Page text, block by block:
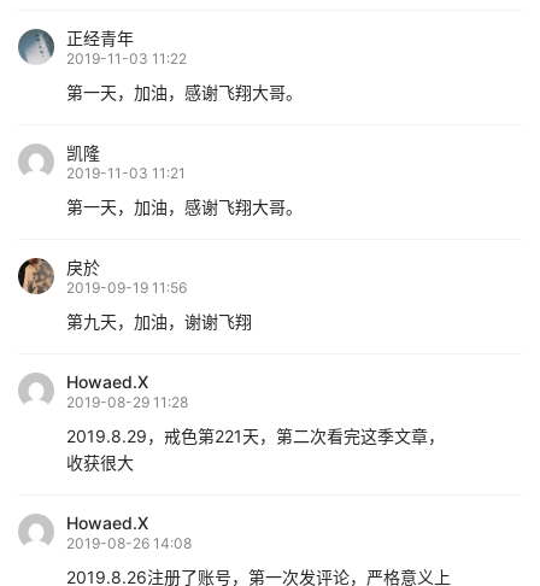
正经青年
2019-11-03 11:22
第一天，加油，感谢飞翔大哥。
凯隆
2019-11-03 11:21
第一天，加油，感谢飞翔大哥。
戾於
2019-09-19 11:56
第九天，加油，谢谢飞翔
Howaed.X
2019-08-29 11:28
2019.8.29，戒色第221天，第二次看完这季文章，
收获很大
Howaed.X
2019-08-26 14:08
2019.8.26注册了账号，第一次发评论，严格意义上